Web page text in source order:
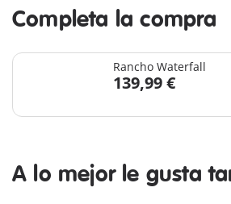
Completa la compra
Rancho Waterfall
139,99 €
A lo mejor le gusta